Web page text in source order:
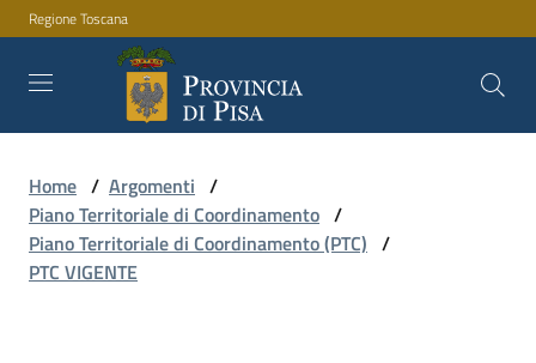
Vai al contenuto
Vai alla navigazione
Vai al footer
Regione Toscana
Amministrazione
Home / Argomenti /
Piano Territoriale di Coordinamento /
Piano Territoriale di Coordinamento (PTC) /
PTC VIGENTE